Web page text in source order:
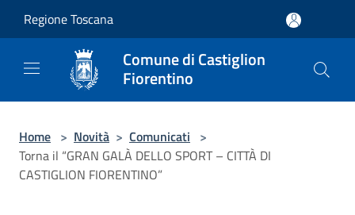
Regione Toscana
Comune di Castiglion
Fiorentino
Home > Novità > Comunicati >
Torna il “GRAN GALÀ DELLO SPORT – CITTÀ DI
CASTIGLION FIORENTINO”